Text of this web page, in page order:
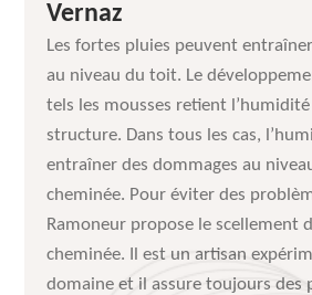
Vernaz
Les fortes pluies peuvent
au niveau du toit. Le
tels les mousses retient
structure. Dans tous les cas,
entraîner des dommages au
cheminée. Pour éviter des
Ramoneur propose le scellement
cheminée. Il est un artisan
domaine et il assure toujours des